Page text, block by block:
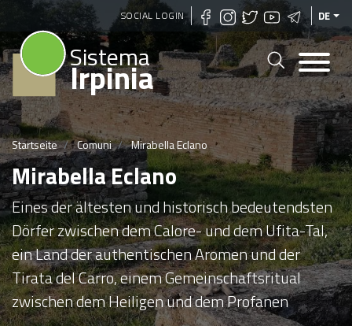
Direkt
zum
Inhalt
SOCIAL LOGIN DE
Sistema
Irpinia
Startseite Comuni Mirabella Eclano
Mirabella Eclano
Eines der ältesten und historisch bedeutendsten
Dörfer zwischen dem Calore- und dem Ufita-Tal,
ein Land der authentischen Aromen und der
Tirata del Carro, einem Gemeinschaftsritual
zwischen dem Heiligen und dem Profanen